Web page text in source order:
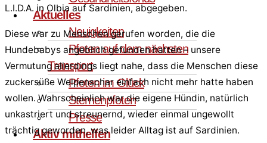
Aktuelles
Neuigkeiten
Pfoten auf dem nächsten
Transport
Pfoten im Glück
Sternenpfoten
Presse
Aktiv mithelfen
L.I.D.A. in Olbia auf Sardinien, abgegeben.
Diese war zu Menschen gerufen worden, die die
Hundebabys angeblich gefunden hatten – unsere
Vermutung allerdings liegt nahe, dass die Menschen diese
zuckersüße Welpenschar einfach nicht mehr hatte haben
wollen. Wahrscheinlich war die eigene Hündin, natürlich
unkastriert und streunernd, wieder einmal ungewollt
trächtig geworden, was leider Alltag ist auf Sardinien.